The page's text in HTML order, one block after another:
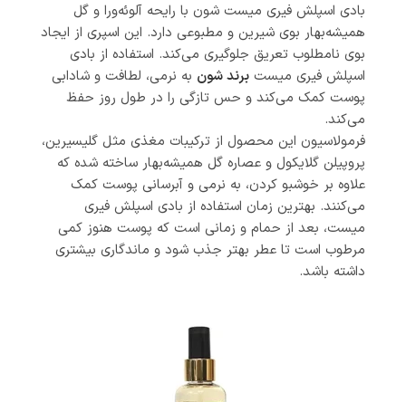
بادی اسپلش فیری میست شون با رایحه آلوئه‌ورا و گل
همیشه‌بهار بوی شیرین و مطبوعی دارد. این اسپری از ایجاد
بوی نامطلوب تعریق جلوگیری می‌کند. استفاده از بادی
اسپلش فیری میست برند شون به نرمی، لطافت و شادابی
پوست کمک می‌کند و حس تازگی را در طول روز حفظ
می‌کند.
فرمولاسیون این محصول از ترکیبات مغذی مثل گلیسیرین،
پروپیلن گلایکول و عصاره گل همیشه‌بهار ساخته شده که
علاوه بر خوشبو کردن، به نرمی و آبرسانی پوست کمک
می‌کنند. بهترین زمان استفاده از بادی اسپلش فیری
میست، بعد از حمام و زمانی است که پوست هنوز کمی
مرطوب است تا عطر بهتر جذب شود و ماندگاری بیشتری
داشته باشد.